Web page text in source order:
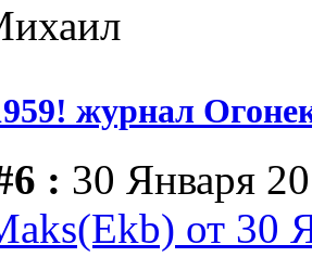
журнал
: 30 Января
от 30